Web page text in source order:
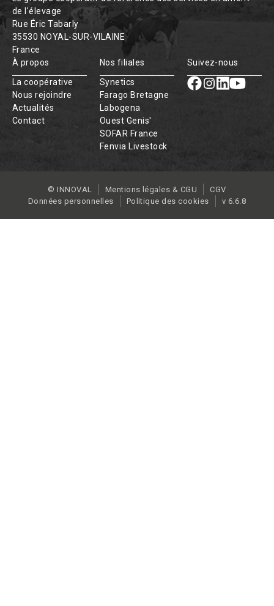
de l’élevage
Rue Éric Tabarly
35530 NOYAL-SUR-VILAINE
France
À propos
La coopérative
Nous rejoindre
Actualités
Contact
Nos filiales
Synetics
Farago Bretagne
Labogena
Ouest Genis'
SOFAR France
Fenvia Livestock
Suivez-nous
© INNOVAL Mentions légales & CGU
CGV
Données personnelles
Politique des cookies v 6.6.8